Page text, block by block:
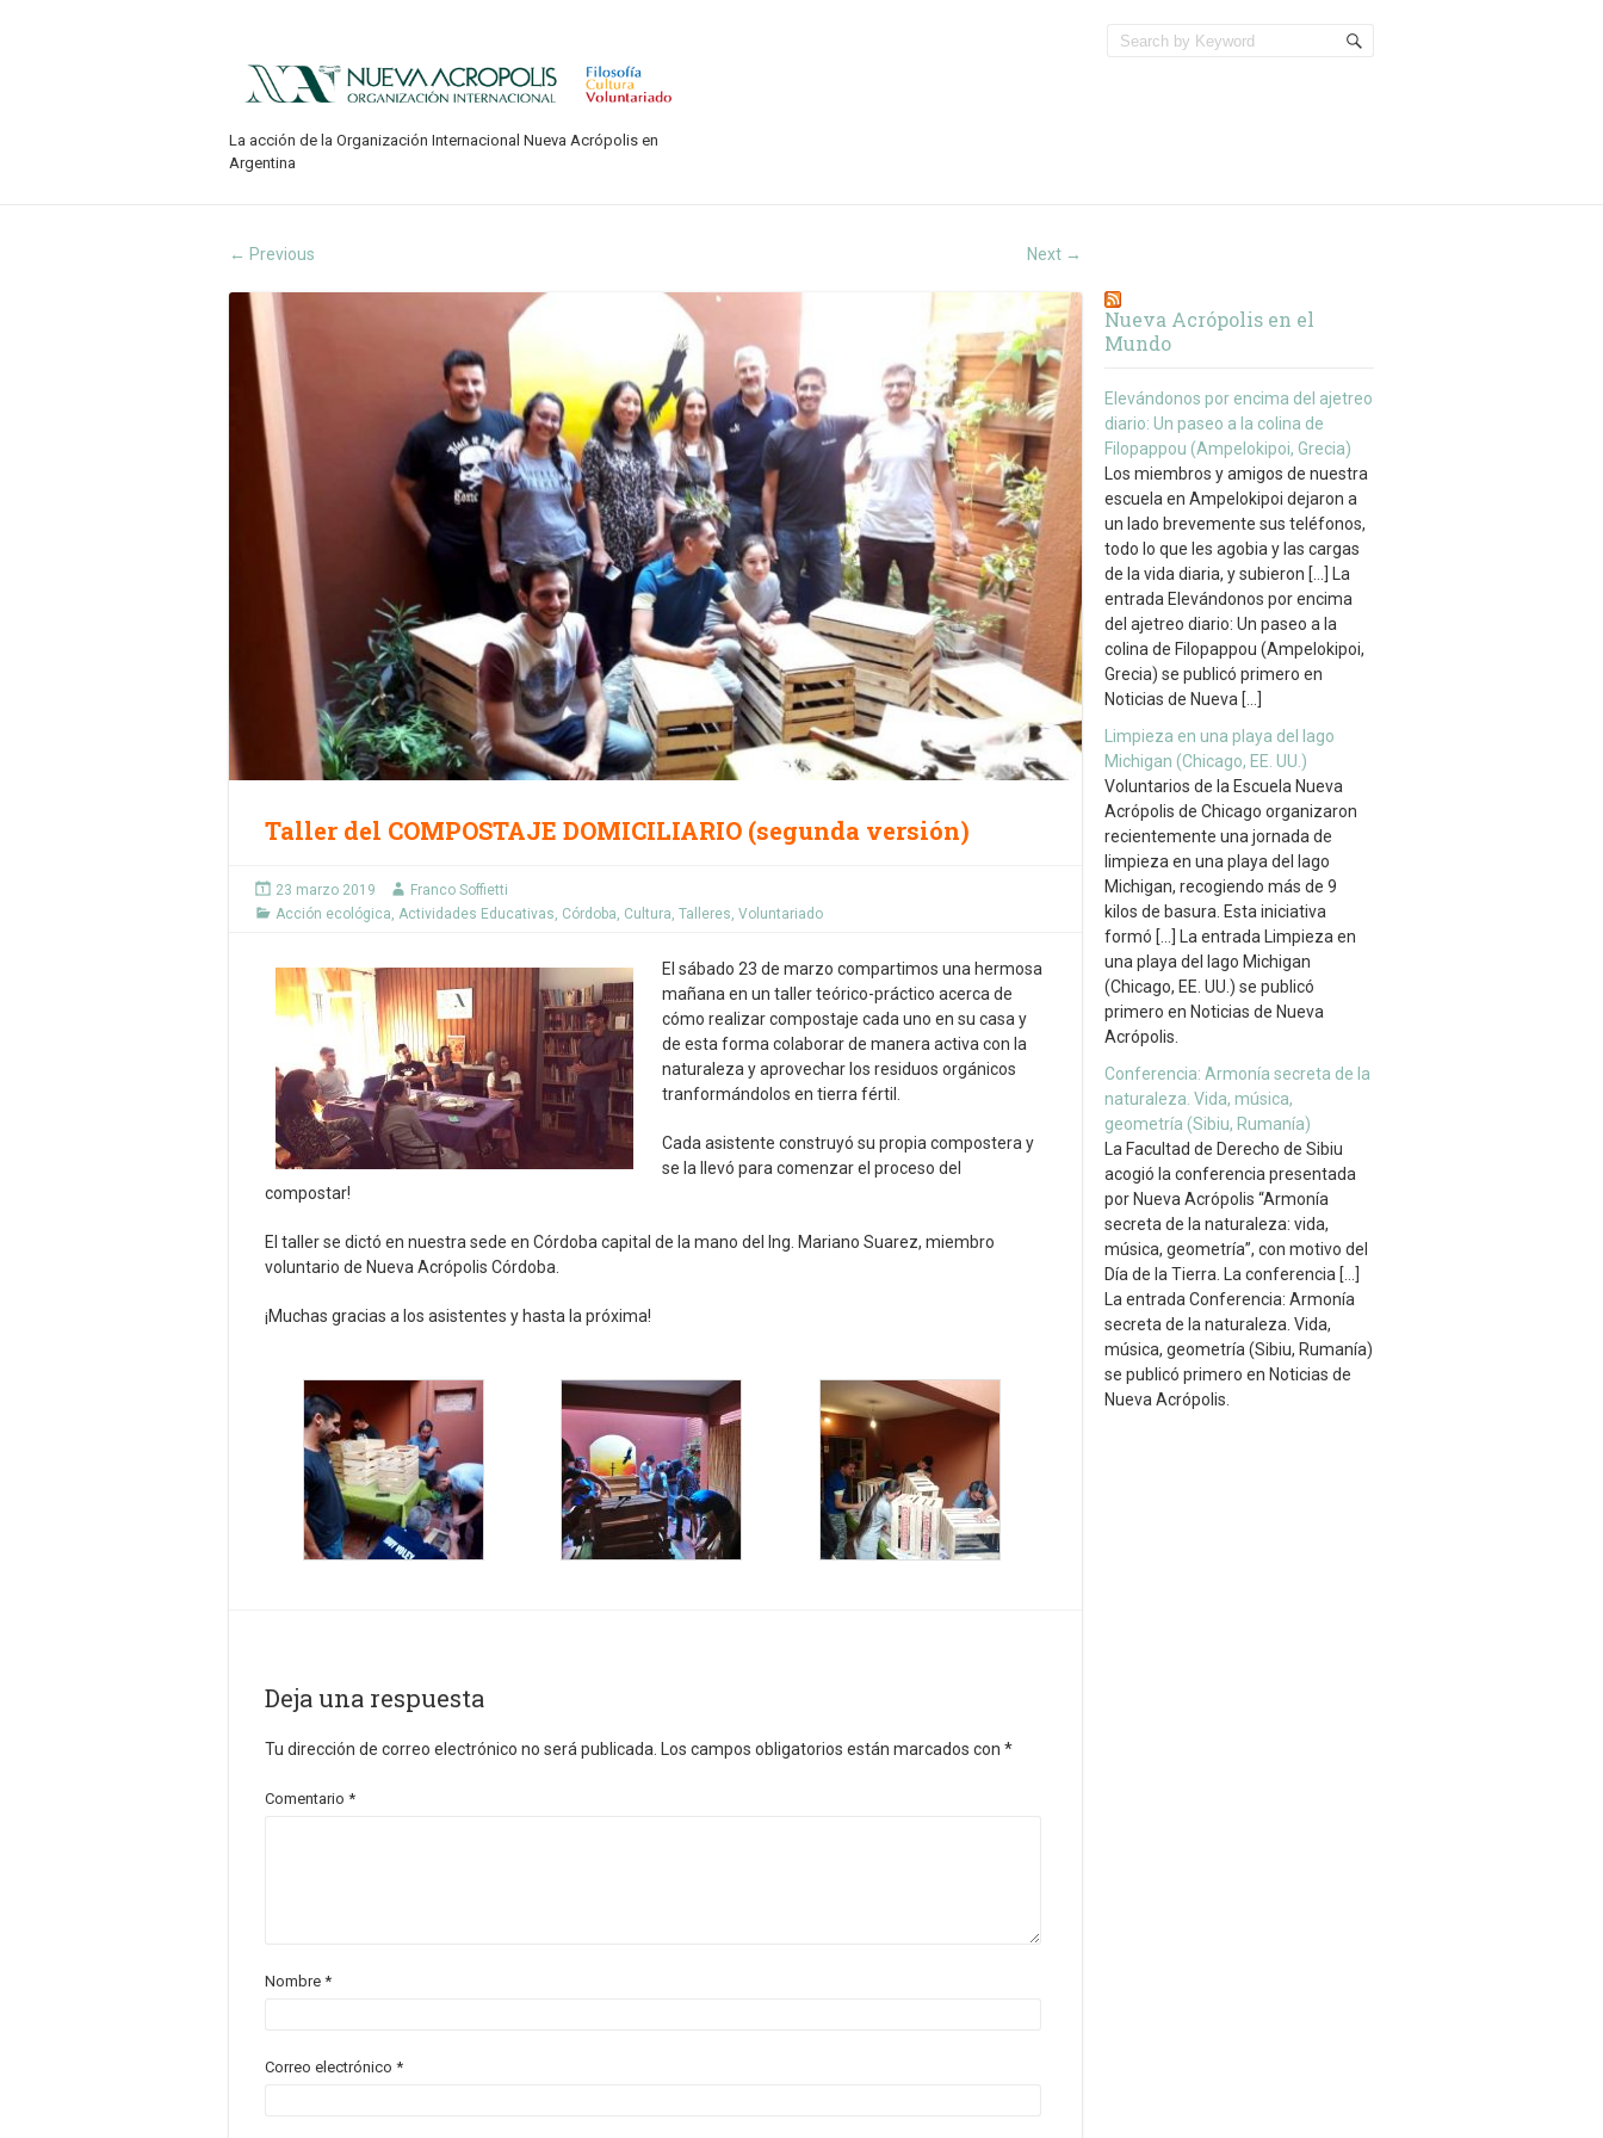
La acción de la Organización Internacional Nueva Acrópolis en
Argentina
← Previous Next →
Taller del COMPOSTAJE DOMICILIARIO (segunda versión)
23 marzo 2019
Franco Soffietti
Acción ecológica Actividades Educativas Córdoba Cultura Talleres Voluntariado
El sábado 23 de marzo compartimos una hermosa
mañana en un taller teórico-práctico acerca de
cómo realizar compostaje cada uno en su casa y
de esta forma colaborar de manera activa con la
naturaleza y aprovechar los residuos orgánicos
tranformándolos en tierra fértil.
Cada asistente construyó su propia compostera y
se la llevó para comenzar el proceso del
compostar!
El taller se dictó en nuestra sede en Córdoba capital de la mano del Ing. Mariano Suarez, miembro
voluntario de Nueva Acrópolis Córdoba.
¡Muchas gracias a los asistentes y hasta la próxima!
Deja una respuesta
Tu dirección de correo electrónico no será publicada. Los campos obligatorios están marcados con *
Comentario *
Nombre *
Correo electrónico *
Nueva Acrópolis en el
Mundo
Elevándonos por encima del ajetreo
diario: Un paseo a la colina de
Filopappou (Ampelokipoi, Grecia)
Los miembros y amigos de nuestra
escuela en Ampelokipoi dejaron a
un lado brevemente sus teléfonos,
todo lo que les agobia y las cargas
de la vida diaria, y subieron […] La
entrada Elevándonos por encima
del ajetreo diario: Un paseo a la
colina de Filopappou (Ampelokipoi,
Grecia) se publicó primero en
Noticias de Nueva […]
Limpieza en una playa del lago
Michigan (Chicago, EE. UU.)
Voluntarios de la Escuela Nueva
Acrópolis de Chicago organizaron
recientemente una jornada de
limpieza en una playa del lago
Michigan, recogiendo más de 9
kilos de basura. Esta iniciativa
formó […] La entrada Limpieza en
una playa del lago Michigan
(Chicago, EE. UU.) se publicó
primero en Noticias de Nueva
Acrópolis.
Conferencia: Armonía secreta de la
naturaleza. Vida, música,
geometría (Sibiu, Rumanía)
La Facultad de Derecho de Sibiu
acogió la conferencia presentada
por Nueva Acrópolis “Armonía
secreta de la naturaleza: vida,
música, geometría”, con motivo del
Día de la Tierra. La conferencia […]
La entrada Conferencia: Armonía
secreta de la naturaleza. Vida,
música, geometría (Sibiu, Rumanía)
se publicó primero en Noticias de
Nueva Acrópolis.